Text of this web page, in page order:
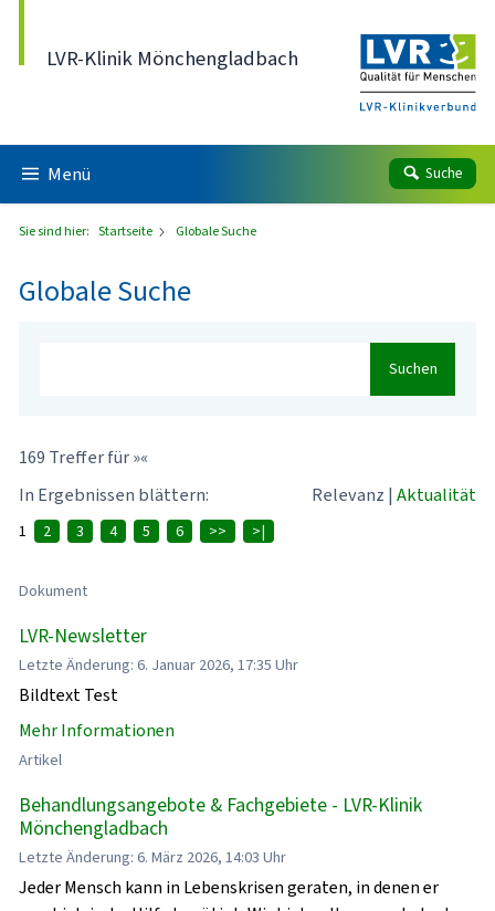
LVR-Klinik Mönchengladbach
Menü Suche
Sie sind hier: Startseite Globale Suche
Globale Suche
Suchen
169 Treffer für »«
In Ergebnissen blättern:
Relevanz | Aktualität
1 2 3 4 5 6 >> >|
Dokument
LVR-Newsletter
Letzte Änderung: 6. Januar 2026, 17:35 Uhr
Bildtext Test
Mehr Informationen
Artikel
Behandlungsangebote & Fachgebiete - LVR-Klinik
Mönchengladbach
Letzte Änderung: 6. März 2026, 14:03 Uhr
Jeder Mensch kann in Lebenskrisen geraten, in denen er